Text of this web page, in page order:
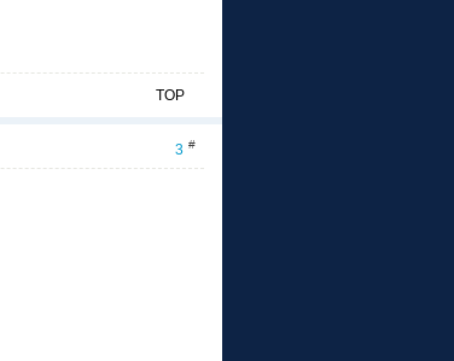
TOP
3 #